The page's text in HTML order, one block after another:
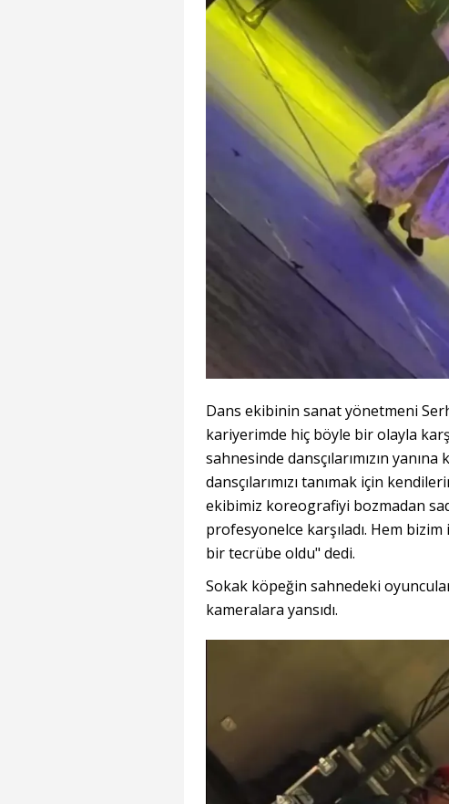
Dans ekibinin sanat yönetmeni
kariyerimde hiç böyle bir olayla
sahnesinde dansçılarımızın
dansçılarımızı tanımak için
ekibimiz koreografiyi bozmadan
profesyonelce karşıladı. Hem
bir tecrübe oldu" dedi.
Sokak köpeğin sahnedeki
kameralara yansıdı.